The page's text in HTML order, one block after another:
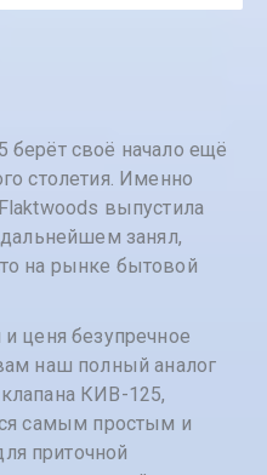
своё начало ещё
столетия. Именно
выпустила
занял,
на рынке бытовой
ценя безупречное
наш полный аналог
КИВ-125,
самым простым и
приточной